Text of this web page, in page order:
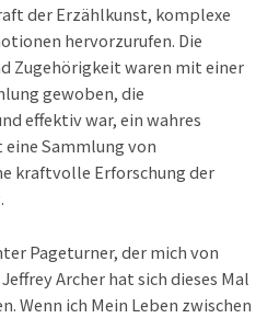
der Erzählkunst, komplexe
hervorzurufen. Die
Zugehörigkeit waren mit einer
gewoben, die
effektiv war, ein wahres
eine Sammlung von
kraftvolle Erforschung der
Pageturner, der mich von
Archer hat sich dieses Mal
Wenn ich Mein Leben zwischen